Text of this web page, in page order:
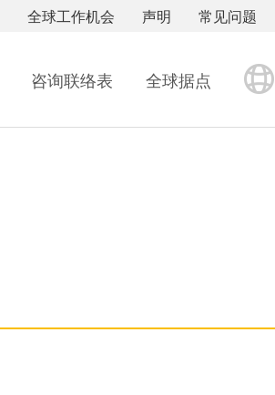
常见问题
声明
全球工作机会
咨询联络表 全球据点